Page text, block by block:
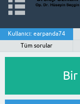
Kullanıcı: earpanda74
Tüm sorular